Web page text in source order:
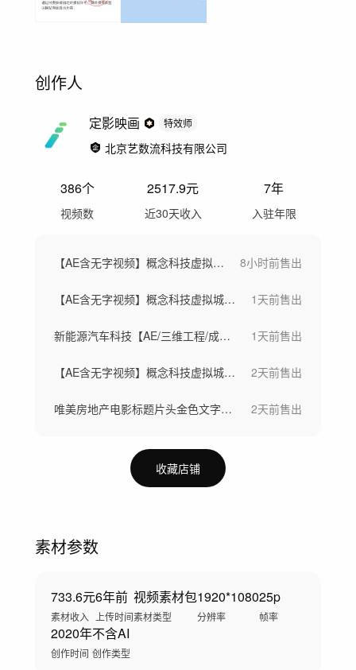
创作人
定影映画 特效师
北京艺数流科技有限公司
386个
视频数
2517.9元
近30天收入
7年
入驻年限
【AE含无字视频】概念科技虚拟城市芯片 8小时前售出
【AE含无字视频】概念科技虚拟城市芯片 1天前售出
新能源汽车科技【AE/三维工程/成片】 1天前售出
【AE含无字视频】概念科技虚拟城市芯片 2天前售出
唯美房地产电影标题片头金色文字标题字幕 2天前售出
收藏店铺
素材参数
733.6元
素材收入
6年前
上传时间
视频素材包
素材类型
1920*1080
分辨率
25p
帧率
2020年
创作时间
不含AI
创作类型